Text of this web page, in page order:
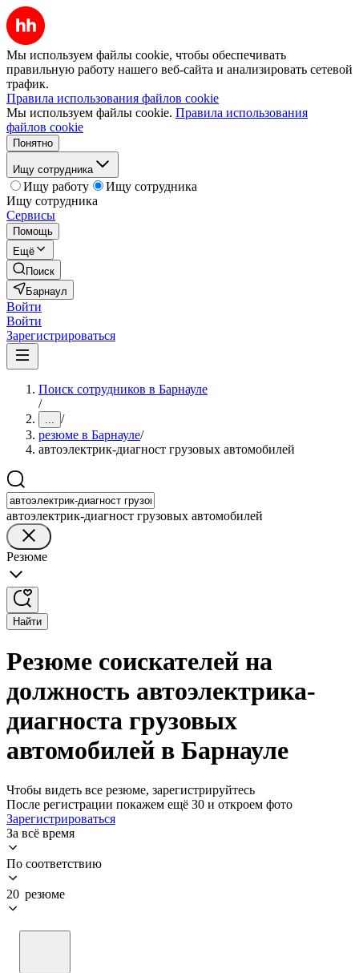
Мы используем файлы cookie, чтобы обеспечивать
правильную работу нашего веб-сайта и анализировать сетевой
трафик.
Правила использования файлов cookie
Мы используем файлы cookie. Правила использования
файлов cookie
Понятно
Ищу сотрудника
Ищу работу
Ищу сотрудника
Ищу сотрудника
Сервисы
Помощь
Ещё
Поиск
Барнаул
Войти
Войти
Зарегистрироваться
Поиск сотрудников в Барнауле
/
... /
резюме в Барнауле/
автоэлектрик-диагност грузовых автомобилей
автоэлектрик-диагност грузовых автомобилей
Резюме
Найти
Резюме соискателей на
должность автоэлектрика-
диагноста грузовых
автомобилей в Барнауле
Чтобы видеть все резюме, зарегистрируйтесь
После регистрации покажем ещё 30 и откроем фото
Зарегистрироваться
За всё время
По соответствию
20 резюме